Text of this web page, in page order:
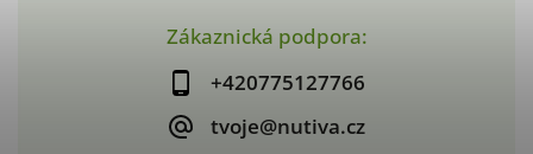
Zákaznická podpora:
+420775127766
tvoje@nutiva.cz